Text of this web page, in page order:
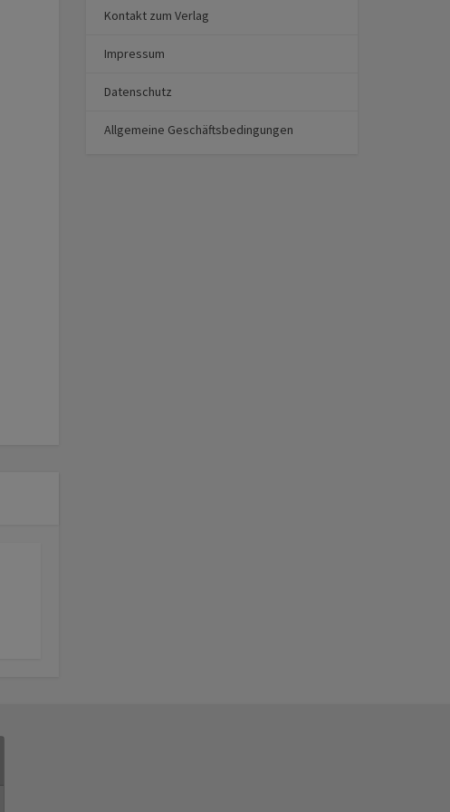
Kontakt zum Verlag
Impressum
Datenschutz
Allgemeine Geschäftsbedingungen